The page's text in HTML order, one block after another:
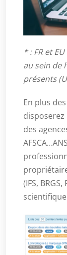
* : FR et
au sein de
présents
En plus
des
(IFS,